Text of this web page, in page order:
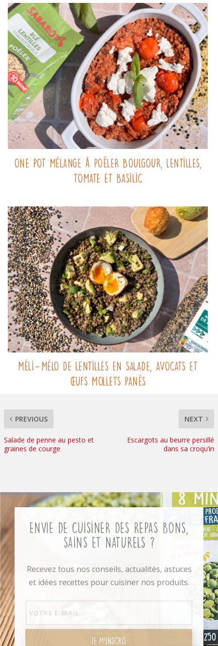
One pot mélange à poêler boulgour, lentilles,
tomate et basilic
Méli-Mélo de lentilles en salade, avocats et
œufs mollets panés
PREVIOUS
Salade de penne au pesto et
graines de courge
NEXT
Escargots au beurre persillé
dans sa croqu’in
Envie de cuisiner des repas bons,
sains et naturels ?
Recevez tous nos conseils, actualités, astuces
et idées recettes pour cuisiner nos produits.
JE M'INSCRIS